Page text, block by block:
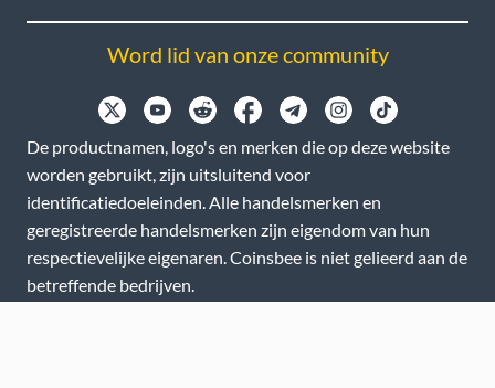
Word lid van onze community
De productnamen, logo's en merken die op deze website
worden gebruikt, zijn uitsluitend voor
identificatiedoeleinden. Alle handelsmerken en
geregistreerde handelsmerken zijn eigendom van hun
respectievelijke eigenaren. Coinsbee is niet gelieerd aan de
betreffende bedrijven.